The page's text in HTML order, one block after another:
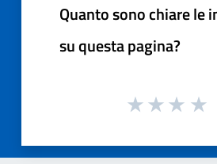
Quanto sono chiare le
su questa pagina?